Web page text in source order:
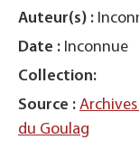
Auteur(s) :
Date : Inconnue
Collection:
Source :
du Goulag